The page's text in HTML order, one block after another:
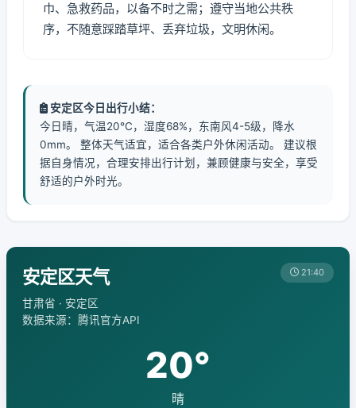
巾、急救药品，以备不时之需；遵守当地公共秩
序，不随意踩踏草坪、丢弃垃圾，文明休闲。
安定区今日出行小结：
今日晴，气温20℃，湿度68%，东南风4-5级，降水
0mm。 整体天气适宜，适合各类户外休闲活动。 建议根
据自身情况，合理安排出行计划，兼顾健康与安全，享受
舒适的户外时光。
安定区天气
甘肃省 · 安定区
数据来源：腾讯官方API
21:40
20°
晴